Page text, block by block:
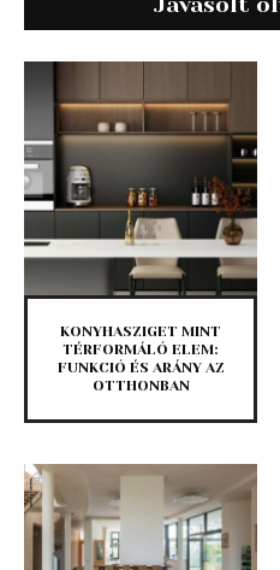
KONYHASZIGET MINT
TÉRFORMÁLÓ ELEM:
FUNKCIÓ ÉS ARÁNY AZ
OTTHONBAN